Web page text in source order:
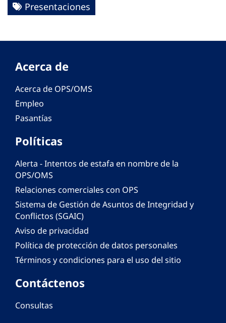
Presentaciones
Acerca de
Acerca de OPS/OMS
Empleo
Pasantías
Políticas
Alerta - Intentos de estafa en nombre de la
OPS/OMS
Relaciones comerciales con OPS
Sistema de Gestión de Asuntos de Integridad y
Conflictos (SGAIC)
Aviso de privacidad
Política de protección de datos personales
Términos y condiciones para el uso del sitio
Contáctenos
Consultas